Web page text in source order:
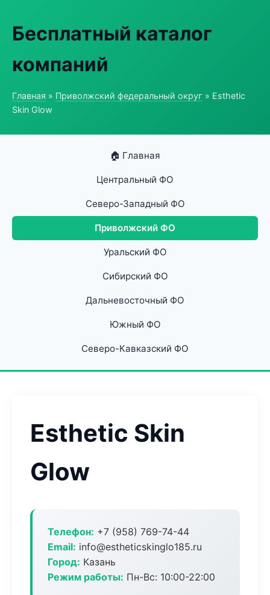
Бесплатный каталог
компаний
Главная » Приволжский федеральный округ » Esthetic
Skin Glow
🏠 Главная
Центральный ФО
Северо-Западный ФО
Приволжский ФО
Уральский ФО
Сибирский ФО
Дальневосточный ФО
Южный ФО
Северо-Кавказский ФО
Esthetic Skin
Glow
Телефон: +7 (958) 769-74-44
Email: info@estheticskinglo185.ru
Город: Казань
Режим работы: Пн-Вс: 10:00-22:00